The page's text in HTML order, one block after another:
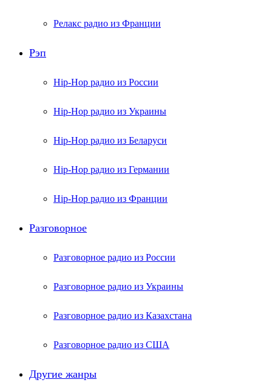
Релакс радио из Франции
Рэп
Hip-Hop радио из России
Hip-Hop радио из Украины
Hip-Hop радио из Беларуси
Hip-Hop радио из Германии
Hip-Hop радио из Франции
Разговорное
Разговорное радио из России
Разговорное радио из Украины
Разговорное радио из Казахстана
Разговорное радио из США
Другие жанры